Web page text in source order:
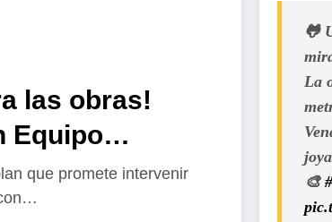
las obras!
Equipo
que promete intervenir
🐸
La
🎨